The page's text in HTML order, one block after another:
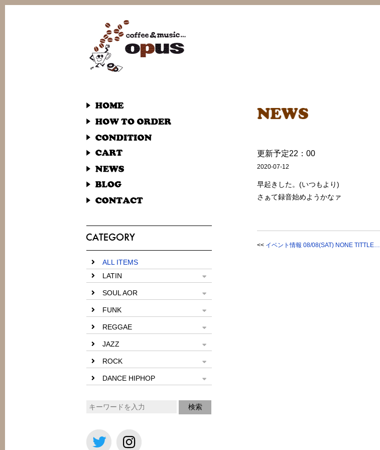
ALL ITEMS
LATIN
SOUL AOR
FUNK
REGGAE
JAZZ
ROCK
DANCE HIPHOP
更新予定22：00
2020-07-12
早起きした。(いつもより)
さぁて録音始めようかなァ
<< イベント情報 08/08(SAT) NONE TITTLE…